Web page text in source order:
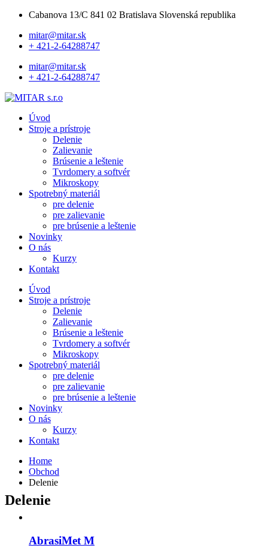
Cabanova 13/C 841 02 Bratislava Slovenská republika
mitar@mitar.sk
+ 421-2-64288747
mitar@mitar.sk
+ 421-2-64288747
Úvod
Stroje a prístroje
Delenie
Zalievanie
Brúsenie a leštenie
Tvrdomery a softvér
Mikroskopy
Spotrebný materiál
pre delenie
pre zalievanie
pre brúsenie a leštenie
Novinky
O nás
Kurzy
Kontakt
Úvod
Stroje a prístroje
Delenie
Zalievanie
Brúsenie a leštenie
Tvrdomery a softvér
Mikroskopy
Spotrebný materiál
pre delenie
pre zalievanie
pre brúsenie a leštenie
Novinky
O nás
Kurzy
Kontakt
Home
Obchod
Delenie
Delenie
AbrasiMet M